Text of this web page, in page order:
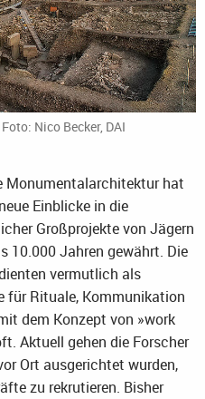
Nico Becker, DAI
Monumentalarchitektur hat
Einblicke in die
Großprojekte von Jägern
10.000 Jahren gewährt. Die
vermutlich als
für Rituale, Kommunikation
dem Konzept von »work
Aktuell gehen die Forscher
Ort ausgerichtet wurden,
zu rekrutieren. Bisher